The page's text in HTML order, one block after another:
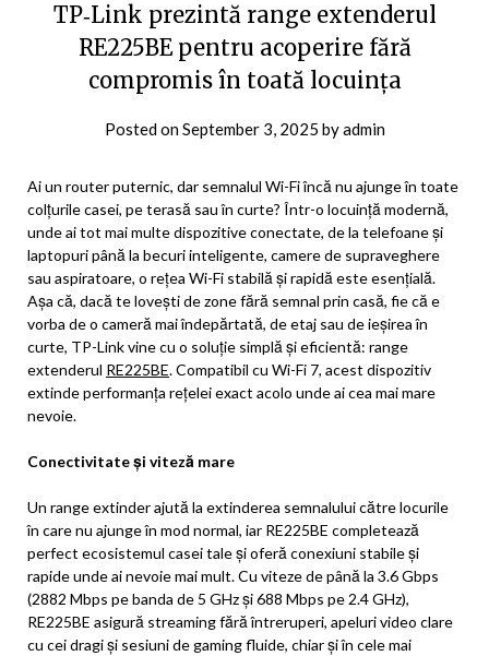
TP‑Link prezintă range extenderul
RE225BE pentru acoperire fără
compromis în toată locuința
Posted onSeptember 3, 2025 byadmin
Ai un router puternic, dar semnalul Wi-Fi încă nu ajunge în toate
colțurile casei, pe terasă sau în curte? Într-o locuință modernă,
unde ai tot mai multe dispozitive conectate, de la telefoane și
laptopuri până la becuri inteligente, camere de supraveghere
sau aspiratoare, o rețea Wi-Fi stabilă și rapidă este esențială.
Așa că, dacă te lovești de zone fără semnal prin casă, fie că e
vorba de o cameră mai îndepărtată, de etaj sau de ieșirea în
curte, TP-Link vine cu o soluție simplă și eficientă: range
extenderul RE225BE. Compatibil cu Wi-Fi 7, acest dispozitiv
extinde performanța rețelei exact acolo unde ai cea mai mare
nevoie.
Conectivitate și viteză mare
Un range extinder ajută la extinderea semnalului către locurile
în care nu ajunge în mod normal, iar RE225BE completează
perfect ecosistemul casei tale și oferă conexiuni stabile și
rapide unde ai nevoie mai mult. Cu viteze de până la 3.6 Gbps
(2882 Mbps pe banda de 5 GHz și 688 Mbps pe 2.4 GHz),
RE225BE asigură streaming fără întreruperi, apeluri video clare
cu cei dragi și sesiuni de gaming fluide, chiar și în cele mai